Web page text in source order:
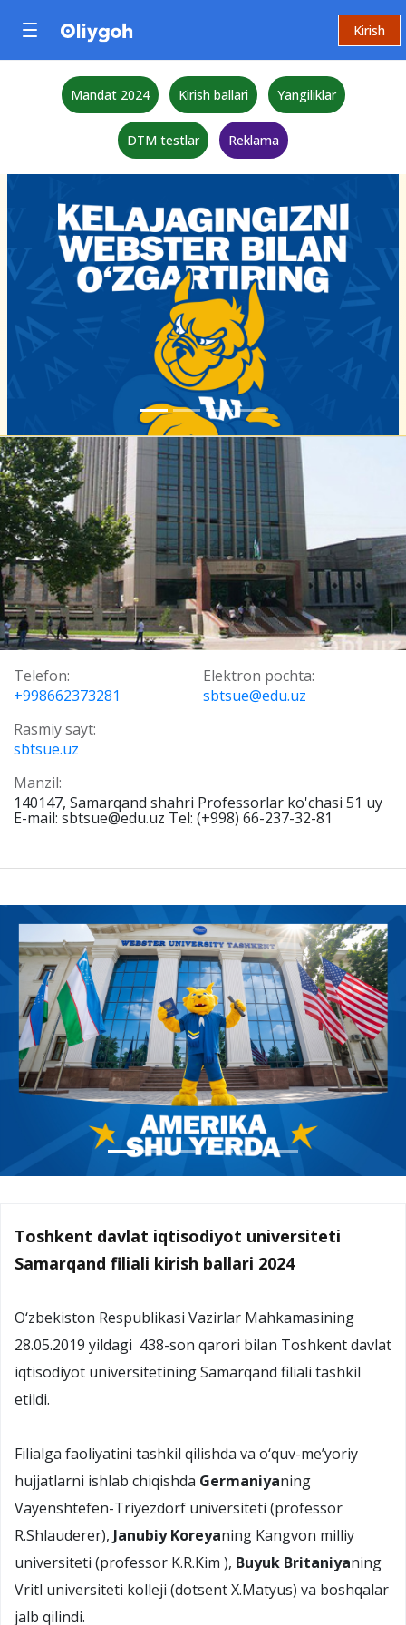
Kirish
Mandat 2024 Kirish ballari Yangiliklar
DTM testlar Reklama
Telefon:
+998662373281
Elektron pochta:
sbtsue@edu.uz
Rasmiy sayt:
sbtsue.uz
Manzil:
140147, Samarqand shahri Professorlar ko'chasi 51 uy
E-mail: sbtsue@edu.uz Tel: (+998) 66-237-32-81
Toshkent davlat iqtisodiyot universiteti
Samarqand filiali kirish ballari 2024
O‘zbekiston Respublikasi Vazirlar Mahkamasining
28.05.2019 yildagi 438-son qarori bilan Toshkent davlat
iqtisodiyot universitetining Samarqand filiali tashkil
etildi.
Filialga faoliyatini tashkil qilishda va o‘quv-me’yoriy
hujjatlarni ishlab chiqishda Germaniyaning
Vayenshtefen-Triyezdorf universiteti (professor
R.Shlauderer), Janubiy Koreyaning Kangvon milliy
universiteti (professor K.R.Kim ), Buyuk Britaniyaning
Vritl universiteti kolleji (dotsent X.Matyus) va boshqalar
jalb qilindi.